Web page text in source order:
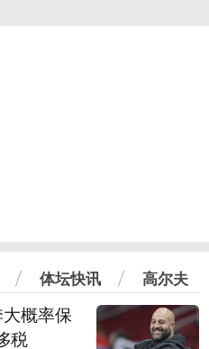
体坛快讯 高尔夫
概率保
税